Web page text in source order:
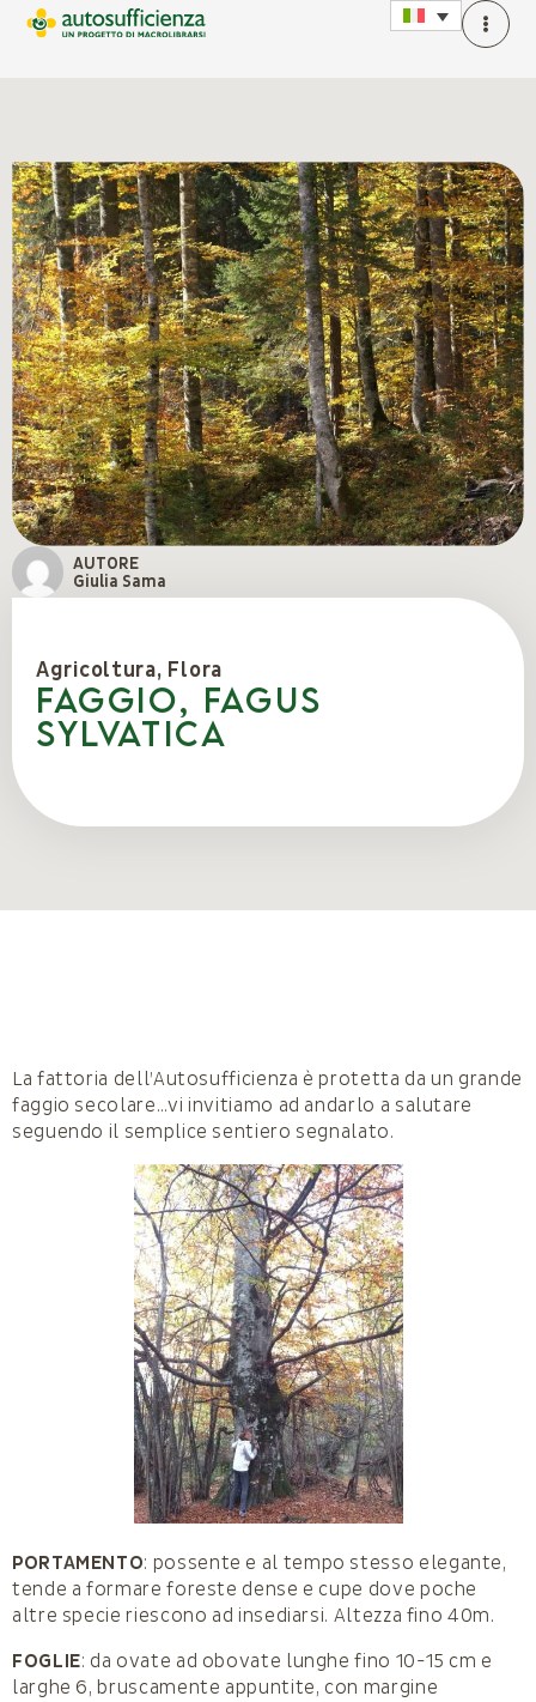
AUTORE
Giulia Sama
Agricoltura, Flora
FAGGIO, Fagus
sylvatica
La fattoria dell’Autosufficienza è protetta da un grande
faggio secolare…vi invitiamo ad andarlo a salutare
seguendo il semplice sentiero segnalato.
PORTAMENTO: possente e al tempo stesso elegante,
tende a formare foreste dense e cupe dove poche
altre specie riescono ad insediarsi. Altezza fino 40m.
FOGLIE: da ovate ad obovate lunghe fino 10-15 cm e
larghe 6, bruscamente appuntite, con margine